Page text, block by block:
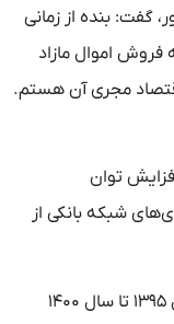
گفت: بنده از زمانی
اموال مازاد
مجری آن هستم.
توان
شبکه بانکی از
وزیر امور اقتصادی و دارایی تاکید کرد: از سال ۱۳۹۵ تا سال ۱۴۰۰